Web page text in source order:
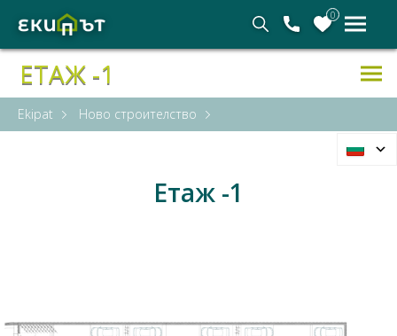
0
ЕТАЖ -1
Ekipat Ново строителство
Етаж -1